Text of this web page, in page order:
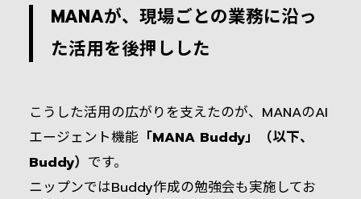
MANAが、現場ごとの業務に沿っ
た活用を後押しした
こうした活用の広がりを支えたのが、MANAのAI
エージェント機能「MANA Buddy」（以下、
Buddy） です。
ニップンではBuddy作成の勉強会も実施してお